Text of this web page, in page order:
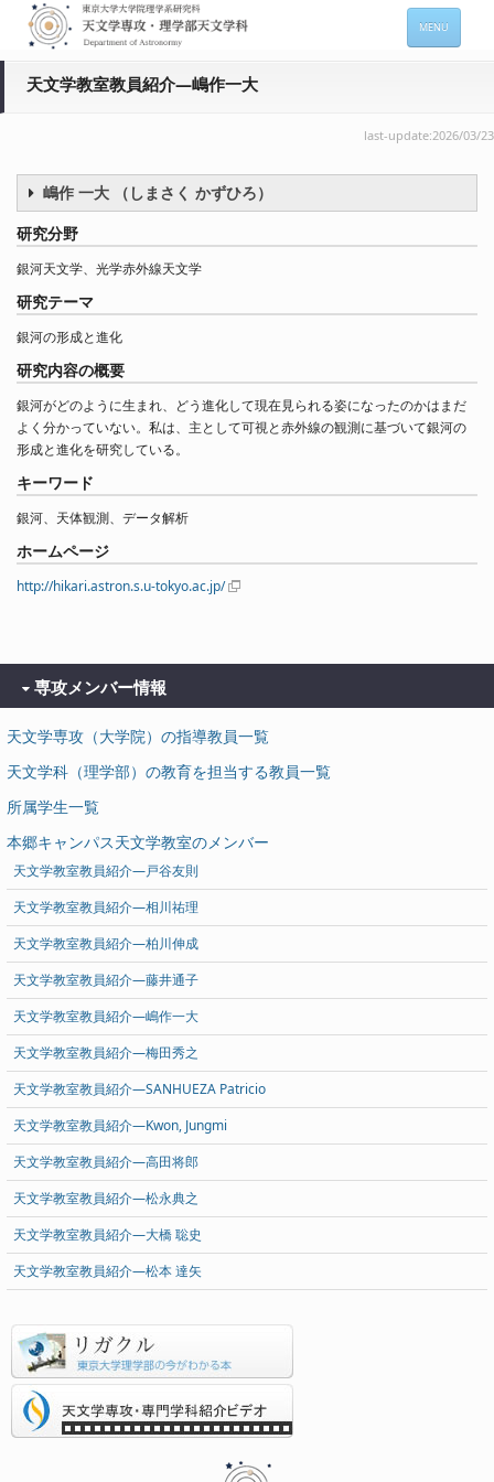
MENU
入進学希望の方
在学生向け情報
セミナー情報 (本郷)
お問い合わせ
Sitemap Japanese
天文学教室教員紹介―嶋作一大
last-update:2026/03/23
嶋作 一大 （しまさく かずひろ）
研究分野
銀河天文学、光学赤外線天文学
研究テーマ
銀河の形成と進化
研究内容の概要
銀河がどのように生まれ、どう進化して現在見られる姿になったのかはまだ
よく分かっていない。私は、主として可視と赤外線の観測に基づいて銀河の
形成と進化を研究している。
キーワード
銀河、天体観測、データ解析
ホームページ
http://hikari.astron.s.u-tokyo.ac.jp/
専攻メンバー情報
天文学専攻（大学院）の指導教員一覧
天文学科（理学部）の教育を担当する教員一覧
所属学生一覧
本郷キャンパス天文学教室のメンバー
天文学教室教員紹介―戸谷友則
天文学教室教員紹介―相川祐理
天文学教室教員紹介―柏川伸成
天文学教室教員紹介―藤井通子
天文学教室教員紹介―嶋作一大
天文学教室教員紹介―梅田秀之
天文学教室教員紹介―SANHUEZA Patricio
天文学教室教員紹介―Kwon, Jungmi
天文学教室教員紹介―高田将郎
天文学教室教員紹介―松永典之
天文学教室教員紹介―大橋 聡史
天文学教室教員紹介―松本 達矢